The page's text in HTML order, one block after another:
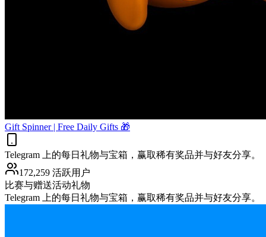
Gift Spinner | Free Daily Gifts 🎁
Telegram 上的每日礼物与宝箱，赢取稀有奖品并与好友分享。
172,259 活跃用户
比赛与赠送活动礼物
Telegram 上的每日礼物与宝箱，赢取稀有奖品并与好友分享。